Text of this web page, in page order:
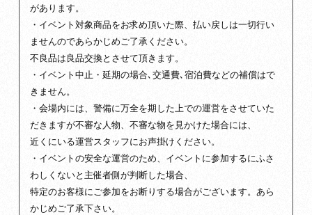
があります。
・イベント対象商品をお求め頂いた際、払い戻しは一切行い
ませんのであらかじめご了承ください。
不良品は良品交換とさせて頂きます。
・イベント中止・延期の場合､交通費､宿泊費などの補償はで
きません。
・会場内には、警備に万全を期した上での運営をさせていた
だきますが不審な人物、不審な物を見かけた場合には、
近くにいる運営スタッフにお声掛けください。
・イベントの安全な運営のため、イベントに参加するにふさ
わしくないと主催者側が判断した場合、
特定のお客様にご参加をお断りする場合がございます。あら
かじめご了承下さい。